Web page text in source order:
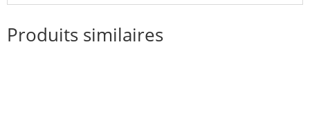
Produits similaires